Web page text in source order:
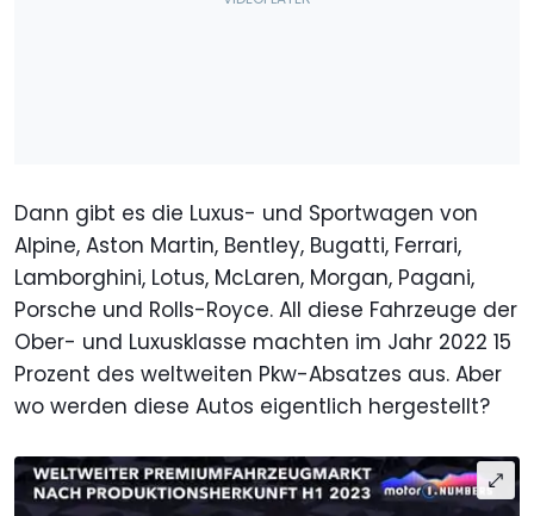
Dann gibt es die Luxus- und Sportwagen von
Alpine, Aston Martin, Bentley, Bugatti, Ferrari,
Lamborghini, Lotus, McLaren, Morgan, Pagani,
Porsche und Rolls-Royce. All diese Fahrzeuge der
Ober- und Luxusklasse machten im Jahr 2022 15
Prozent des weltweiten Pkw-Absatzes aus. Aber
wo werden diese Autos eigentlich hergestellt?